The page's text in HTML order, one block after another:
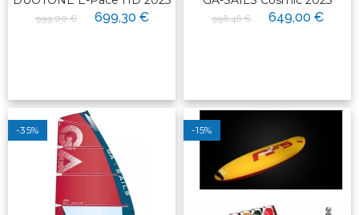
999,00 € 699,30 € 998,46 € 649,00 €
-35% -15%